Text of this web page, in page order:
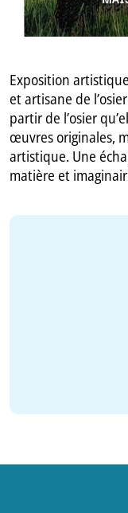
Exposition
et artisane de
partir de l’osier
œuvres originales,
artistique. Une
matière et